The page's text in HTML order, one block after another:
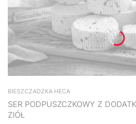
BIESZCZADZKA HECA
SER PODPUSZCZKOWY Z DODATKIEM PYSZNYCH
ZIÓŁ